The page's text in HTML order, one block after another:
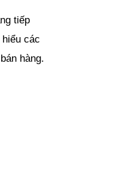
tiếp
các
hàng.